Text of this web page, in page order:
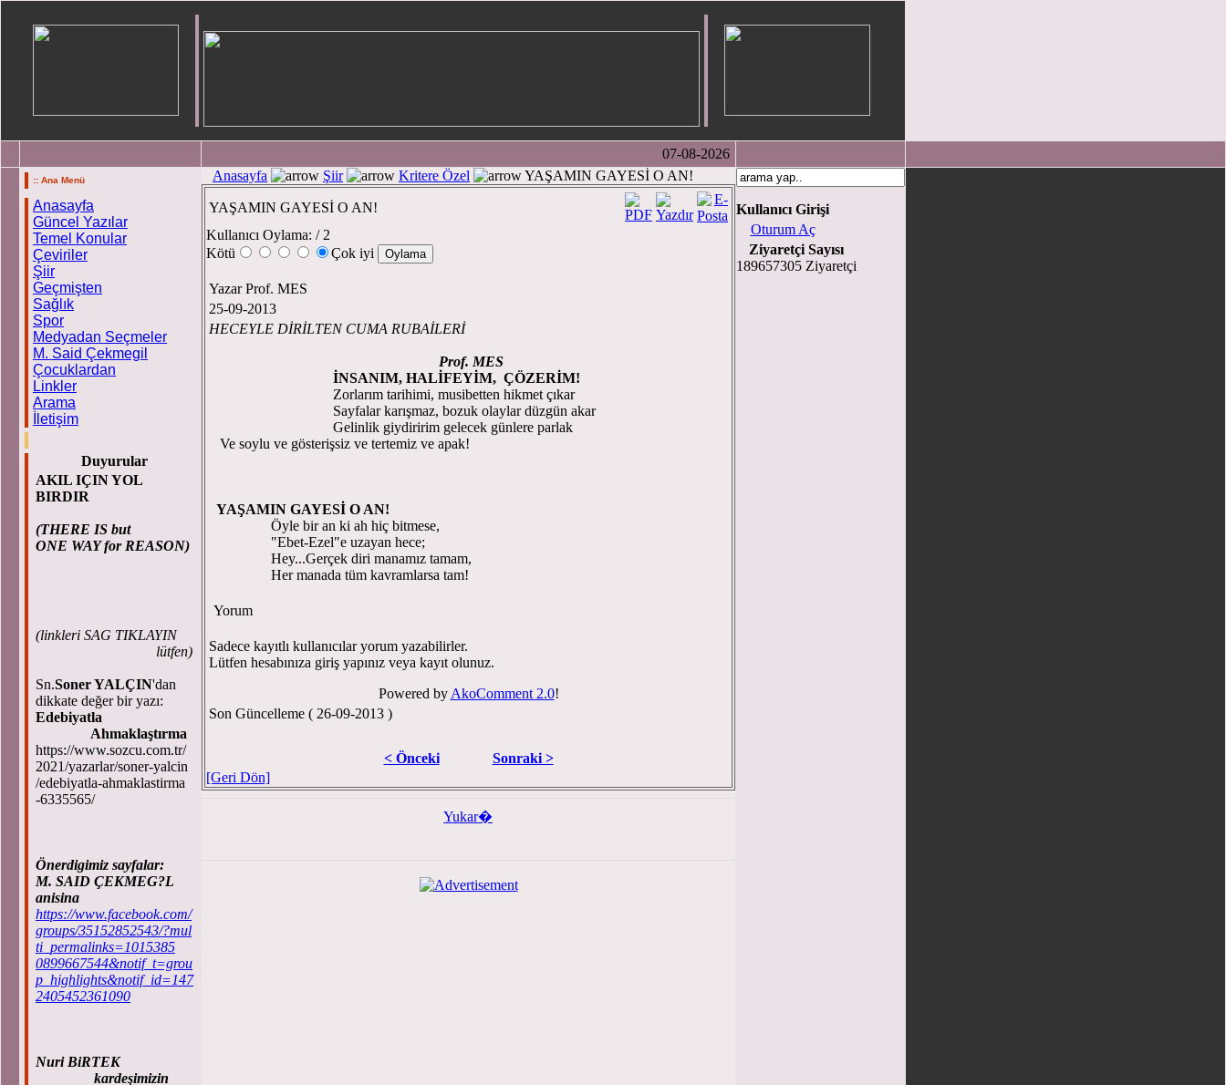
07-08-2026
:: Ana Menü
Anasayfa
Güncel Yazılar
Temel Konular
Çeviriler
Şiir
Geçmişten
Sağlık
Spor
Medyadan Seçmeler
M. Said Çekmegil
Çocuklardan
Linkler
Arama
İletişim
Duyurular
AKIL IÇIN YOL
BIRDIR
(THERE IS but
ONE WAY for REASON)
(linkleri SAG TIKLAYIN
lütfen)
Sn.Soner YALÇIN'dan
dikkate değer bir yazı:
Edebiyatla
Ahmaklaştırma
https://www.sozcu.com.tr/
2021/yazarlar/soner-yalcin
/edebiyatla-ahmaklastirma
-6335565/
Önerdigimiz sayfalar:
M. SAID ÇEKMEG?L
anisina
https://www.facebook.com/
groups/35152852543/?mul
ti_permalinks=1015385
0899667544&notif_t=grou
p_highlights&notif_id=147
2405452361090
Nuri BiRTEK
kardeşimizin
Anasayfa Şiir Kritere Özel YAŞAMIN GAYESİ O AN!
YAŞAMIN GAYESİ O AN!
Kullanıcı Oylama: / 2
Kötü
Çok iyi
Yazar Prof. MES
25-09-2013
HECEYLE DİRİLTEN CUMA RUBAİLERİ
Prof. MES
İNSANIM, HALİFEYİM, ÇÖZERİM!
Zorlarım tarihimi, musibetten hikmet çıkar
Sayfalar karışmaz, bozuk olaylar düzgün akar
Gelinlik giydiririm gelecek günlere parlak
Ve soylu ve gösterişsiz ve tertemiz ve apak!
YAŞAMIN GAYESİ O AN!
Öyle bir an ki ah hiç bitmese,
"Ebet-Ezel"e uzayan hece;
Hey...Gerçek diri manamız tamam,
Her manada tüm kavramlarsa tam!
Yorum
Sadece kayıtlı kullanıcılar yorum yazabilirler.
Lütfen hesabınıza giriş yapınız veya kayıt olunuz.
Powered by AkoComment 2.0!
Son Güncelleme ( 26-09-2013 )
< Önceki
Sonraki >
[Geri Dön]
Yukar�
Kullanıcı Girişi
Oturum Aç
Ziyaretçi Sayısı
189657305 Ziyaretçi